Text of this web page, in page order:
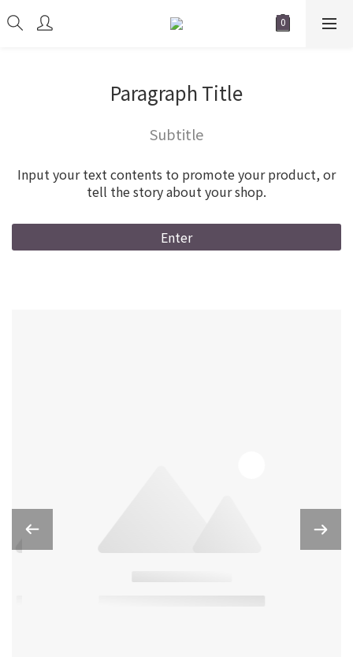
Paragraph Title
Subtitle
Input your text contents to promote your product, or
tell the story about your shop.
Enter